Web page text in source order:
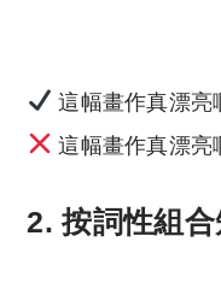
這幅畫作真漂亮
這幅畫作真漂亮
2.按詞性組